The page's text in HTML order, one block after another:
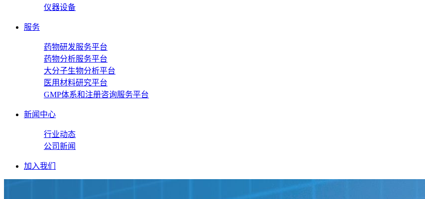
仪器设备
服务
药物研发服务平台
药物分析服务平台
大分子生物分析平台
医用材料研究平台
GMP体系和注册咨询服务平台
新闻中心
行业动态
公司新闻
加入我们